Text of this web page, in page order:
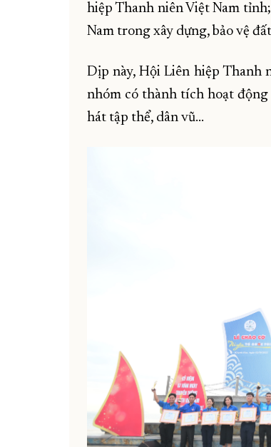
hiệp Thanh niên Việt Nam
Nam trong xây dựng, bảo vệ
Dịp này, Hội Liên hiệp Thanh
nhóm có thành tích hoạt
hát tập thể, dân vũ...